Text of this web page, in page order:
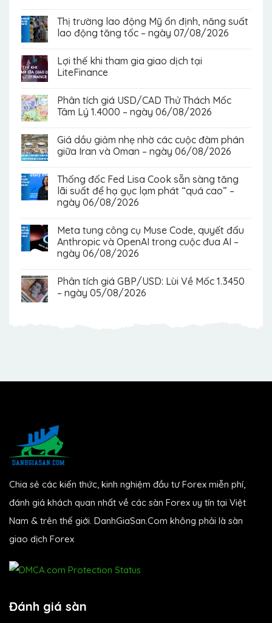
Thị trường lao động Mỹ ổn định, năng suất
lao động tăng tốc – ngày 07/08/2026
Lợi thế khi tham gia giao dịch tại
LiteFinance
Phân tích giá USD/CAD Thử Thách Mốc
Tâm Lý 1.4000 – ngày 06/08/2026
Giá dầu giảm nhẹ nhờ các cuộc đàm phán
giữa Iran và Oman – ngày 06/08/2026
Thống đốc Fed Lisa Cook sẵn sàng tăng
lãi suất để hạ gục lạm phát “quá cao” –
ngày 06/08/2026
Meta tung công cụ Muse Code, quyết đấu
Anthropic và OpenAI trong cuộc đua AI –
ngày 06/08/2026
Phân tích giá GBP/USD: Lùi Về Mốc 1.3450
– ngày 05/08/2026
Chia sẻ các kiến thức, kinh nghiệm đầu tư Forex miễn phí,
đánh giá khách quan nhất về các sàn Forex uy tín tại Việt
Nam & trên thế giới. DanhGiaSan.Com không phải là sàn
giao dịch Forex
Đánh giá sàn